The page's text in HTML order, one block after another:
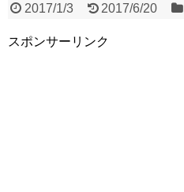
2017/1/3 2017/6/20
スポンサーリンク